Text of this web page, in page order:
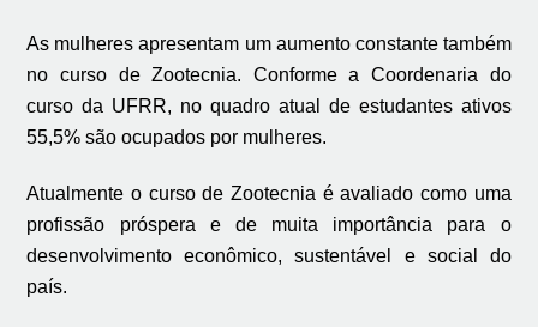
As mulheres apresentam um aumento constante também
no curso de Zootecnia. Conforme a Coordenaria do
curso da UFRR, no quadro atual de estudantes ativos
55,5% são ocupados por mulheres.
Atualmente o curso de Zootecnia é avaliado como uma
profissão próspera e de muita importância para o
desenvolvimento econômico, sustentável e social do
país.